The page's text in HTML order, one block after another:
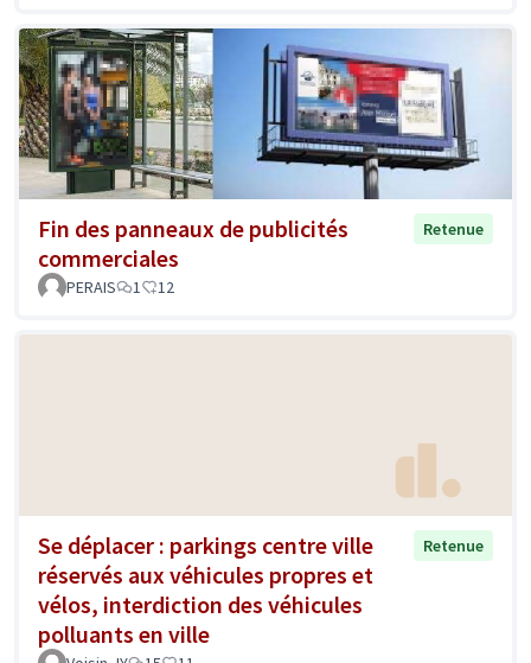
Fin des panneaux de publicités
commerciales
Retenue
PERAIS 1 12
Se déplacer : parkings centre ville
réservés aux véhicules propres et
vélos, interdiction des véhicules
polluants en ville
Retenue